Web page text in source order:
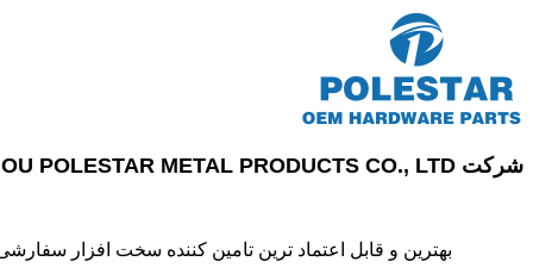
شرکت SUZHOU POLESTAR METAL PRODUCTS CO., LTD
بهترین و قابل اعتماد ترین تامین کننده سخت افزار